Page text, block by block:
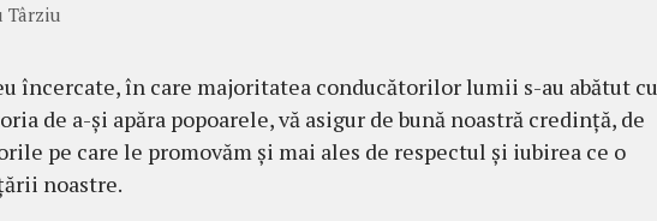
Târziu
încercate, în care majoritatea conducătorilor lumii s-au abătut cu
de a-și apăra popoarele, vă asigur de bună noastră credință, de
pe care le promovăm și mai ales de respectul și iubirea ce o
noastre.